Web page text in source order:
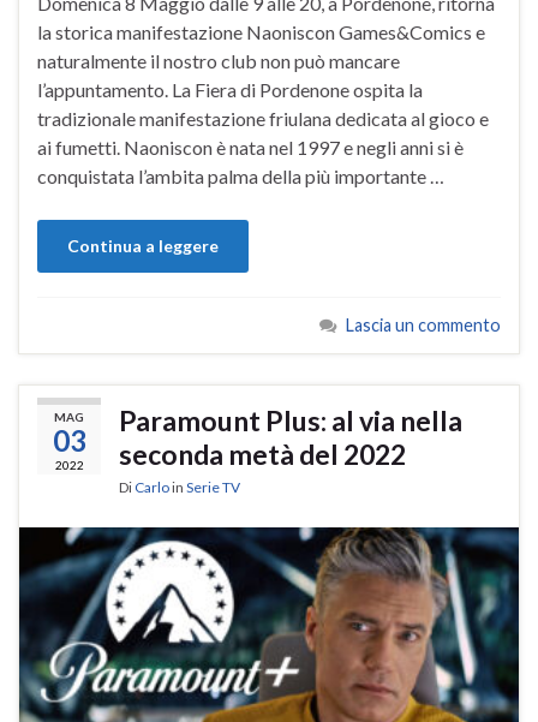
la storica manifestazione Naoniscon Games&Comics e
naturalmente il nostro club non può mancare
l’appuntamento. La Fiera di Pordenone ospita la
tradizionale manifestazione friulana dedicata al gioco e
ai fumetti. Naoniscon è nata nel 1997 e negli anni si è
conquistata l’ambita palma della più importante …
Continua a leggere
Lascia un commento
MAG
03
2022
Paramount Plus: al via nella
seconda metà del 2022
Di Carloin Serie TV